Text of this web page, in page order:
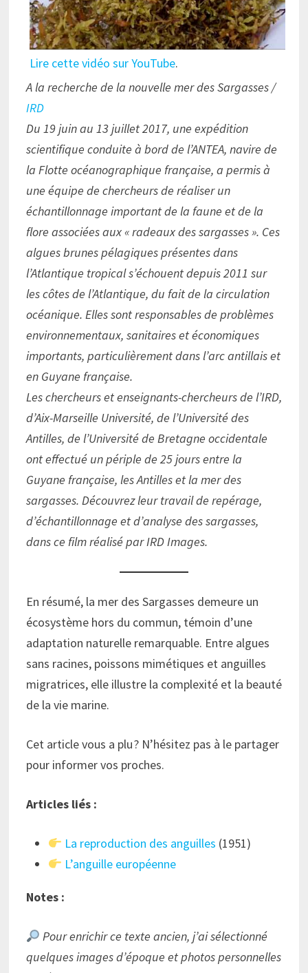
Lire cette vidéo sur YouTube.
A la recherche de la nouvelle mer des Sargasses /
IRD
Du 19 juin au 13 juillet 2017, une expédition
scientifique conduite à bord de l’ANTEA, navire de
la Flotte océanographique française, a permis à
une équipe de chercheurs de réaliser un
échantillonnage important de la faune et de la
flore associées aux « radeaux des sargasses ». Ces
algues brunes pélagiques présentes dans
l’Atlantique tropical s’échouent depuis 2011 sur
les côtes de l’Atlantique, du fait de la circulation
océanique. Elles sont responsables de problèmes
environnementaux, sanitaires et économiques
importants, particulièrement dans l’arc antillais et
en Guyane française.
Les chercheurs et enseignants-chercheurs de l’IRD,
d’Aix-Marseille Université, de l’Université des
Antilles, de l’Université de Bretagne occidentale
ont effectué un périple de 25 jours entre la
Guyane française, les Antilles et la mer des
sargasses. Découvrez leur travail de repérage,
d’échantillonnage et d’analyse des sargasses,
dans ce film réalisé par IRD Images.
En résumé, la mer des Sargasses demeure un
écosystème hors du commun, témoin d’une
adaptation naturelle remarquable. Entre algues
sans racines, poissons mimétiques et anguilles
migratrices, elle illustre la complexité et la beauté
de la vie marine.
Cet article vous a plu ? N’hésitez pas à le partager
pour informer vos proches.
Articles liés :
La reproduction des anguilles (1951)
L’anguille européenne
Notes :
Pour enrichir ce texte ancien, j’ai sélectionné
quelques images d’époque et photos personnelles